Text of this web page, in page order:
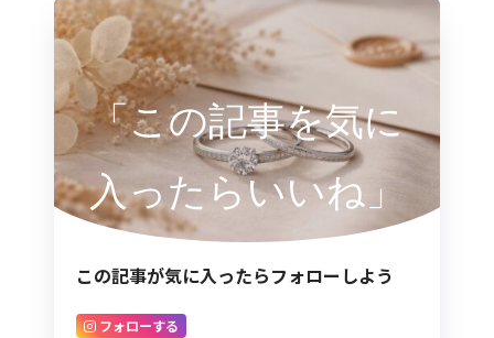
「この記事を気に
入ったらいいね」
この記事が気に入ったらフォローしよう
フォローする